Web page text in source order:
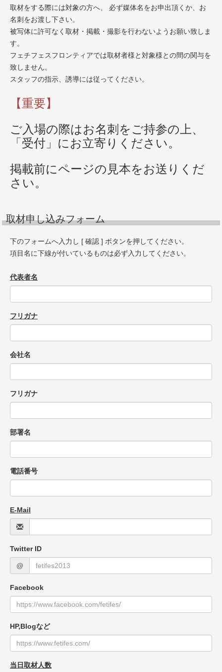
取材をする際には対象の方へ、 必ず媒体名をお申出頂くか、お
名刺をお渡し下さい。
被写体に許可なく取材・掲載・撮影を行わないようお願い致しま
す。
フェチフェスフロンティアでは取材者様と対象様との間の関与を
致しません。
スタッフの指示、誘導には従ってください。
【重要】
ご入場の際はお名刺をご持参の上、
「受付」にお立寄りください。
掲載前にページの見本をお送りくだ
さい。
取材申し込みフォーム
下のフォームへ入力し [ 確認 ] ボタンを押してください。
項目名に下線が付いているものは必ず入力してください。
代表者名
フリガナ
会社名
フリガナ
部署名
電話番号
E-Mail
Twitter ID
@
Facebook
HP,Blogなど
当日取材人数